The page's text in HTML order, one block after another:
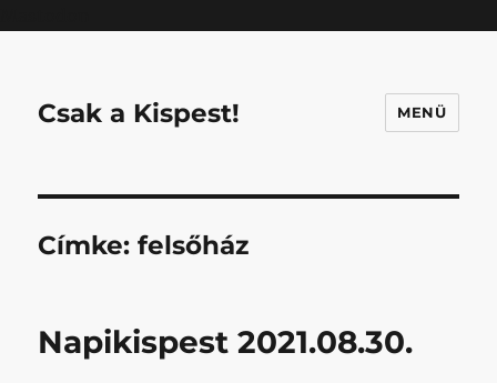
Csak a Kispest! MENÜ
Címke:felsőház
Napikispest 2021.08.30.